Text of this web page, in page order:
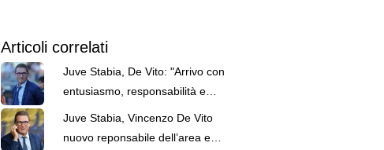
Articoli correlati
Juve Stabia, De Vito: "Arrivo con
entusiasmo, responsabilità e
voglia di lavorare"
Juve Stabia, Vincenzo De Vito
nuovo reponsabile dell’area e